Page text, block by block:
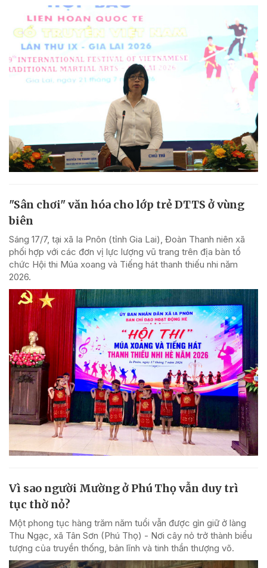
"Sân chơi" văn hóa cho lớp trẻ DTTS ở vùng
biên
Sáng 17/7, tại xã Ia Pnôn (tỉnh Gia Lai), Đoàn Thanh niên xã
phối hợp với các đơn vị lực lượng vũ trang trên địa bàn tổ
chức Hội thi Múa xoang và Tiếng hát thanh thiếu nhi năm
2026.
Vì sao người Mường ở Phú Thọ vẫn duy trì
tục thờ nỏ?
Một phong tục hàng trăm năm tuổi vẫn được gìn giữ ở làng
Thu Ngạc, xã Tân Sơn (Phú Thọ) - Nơi cây nỏ trở thành biểu
tượng của truyền thống, bản lĩnh và tinh thần thượng võ.